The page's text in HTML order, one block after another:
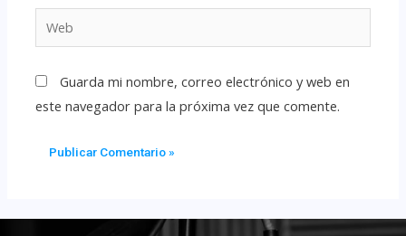
Guarda mi nombre, correo electrónico y web en
este navegador para la próxima vez que comente.